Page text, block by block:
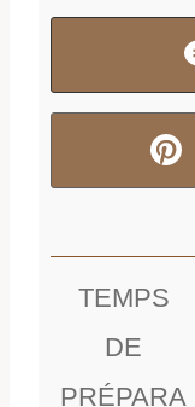
TEMPS
DE
PRÉPARA